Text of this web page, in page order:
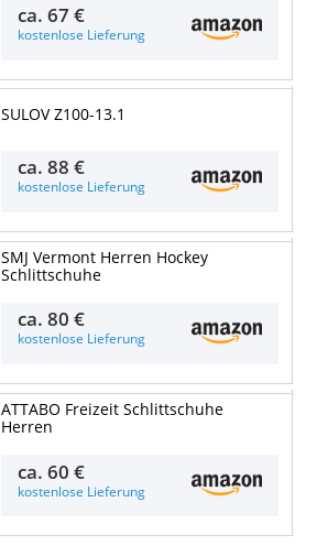
ca.67 €
kostenlose Lieferung
SULOV Z100-13.1
ca.88 €
kostenlose Lieferung
SMJ Vermont Herren Hockey
Schlittschuhe
ca.80 €
kostenlose Lieferung
ATTABO Freizeit Schlittschuhe
Herren
ca.60 €
kostenlose Lieferung